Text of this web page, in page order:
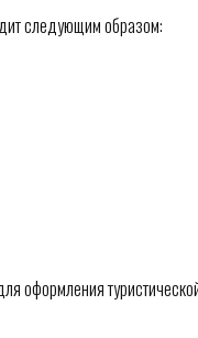
следующим образом:
оформления